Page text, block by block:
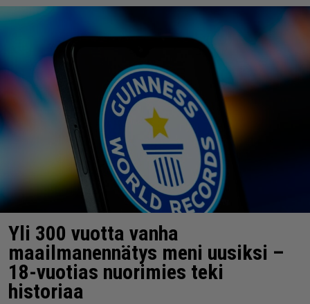
Yli 300 vuotta vanha
maailmanennätys meni uusiksi –
18-vuotias nuorimies teki
historiaa